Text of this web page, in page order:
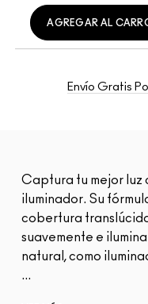
AGREGAR AL
Envío Gratis
Captura tu mejor luz
iluminador. Su
cobertura
suavemente e
natural, como
...